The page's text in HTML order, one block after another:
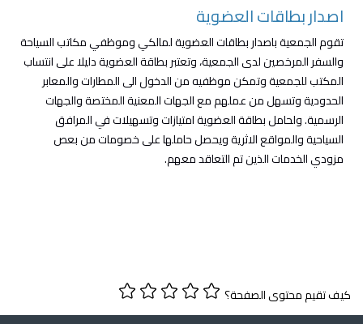
اصدار بطاقات العضوية
تقوم الجمعية باصدار بطاقات العضوية لمالكي وموظفي مكاتب السياحة
والسفر المرخصين لدى الجمعية، وتعتبر بطاقة العضوية دليلا على انتساب
المكتب للجمعية وتمكن موظفيه من الدخول الى المطارات والمعابر
الحدودية وتسهل من عملهم مع الجهات المعنية المختصة والجهات
الرسمية. ولحامل بطاقة العضوية امتيازات وتسهيلات في المرافق
السياحية والمواقع الاثرية ويحصل حاملها على خصومات من بعص
مزودي الخدمات الذين تم التعاقد معهم.
كيف تقيم محتوى الصفحة؟